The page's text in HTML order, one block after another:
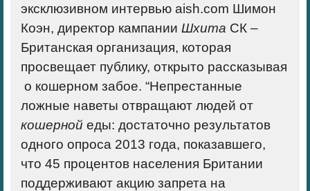
эксклюзивном интервью aish.com Шимон
Коэн, директор кампании Шхита СК –
Британская организация, которая
просвещает публику, открыто рассказывая
о кошерном забое. “Непрестанные
ложные наветы отвращают людей от
кошерной еды: достаточно результатов
одного опроса 2013 года, показавшего,
что 45 процентов населения Британии
поддерживают акцию запрета на